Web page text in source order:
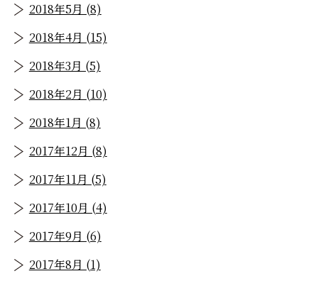
2018年5月 (8)
2018年4月 (15)
2018年3月 (5)
2018年2月 (10)
2018年1月 (8)
2017年12月 (8)
2017年11月 (5)
2017年10月 (4)
2017年9月 (6)
2017年8月 (1)